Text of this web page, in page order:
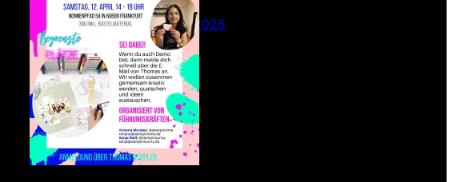
26. Februar 2025